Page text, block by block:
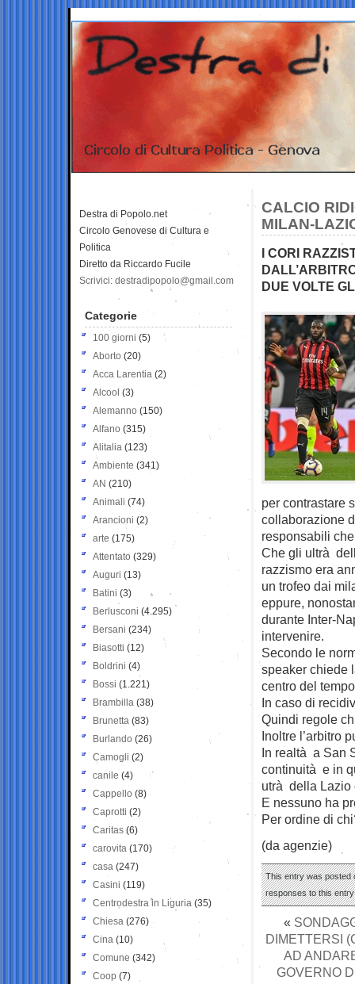
CALCIO
MILAN-
I CORI
DUE VOLTE
per contrastare
collaborazione
responsabili
Che gli ultrà
razzismo era
un trofeo dai
eppure,
durante Inter-
intervenire.
Secondo le
speaker chiede
centro del
In caso di
Quindi regole
Inoltre l’arbitro
In realtà a San
continuità e in
utrà della Lazio
E nessuno ha
Per ordine di
(da agenzie)
This entry was posted
responses to this
«
DIMETTERSI
AD
GOVERNO
Destra di Popolo.net
Circolo Genovese di Cultura e
Politica
Diretto da Riccardo Fucile
Scrivici: destradipopolo@gmail.com
Categorie
100 giorni (5)
Aborto (20)
Acca Larentia (2)
Alcool (3)
Alemanno (150)
Alfano (315)
Alitalia (123)
Ambiente (341)
AN (210)
Animali (74)
Arancioni (2)
arte (175)
Attentato (329)
Auguri (13)
Batini (3)
Berlusconi (4.295)
Bersani (234)
Biasotti (12)
Boldrini (4)
Bossi (1.221)
Brambilla (38)
Brunetta (83)
Burlando (26)
Camogli (2)
canile (4)
Cappello (8)
Caprotti (2)
Caritas (6)
carovita (170)
casa (247)
Casini (119)
Centrodestra in Liguria (35)
Chiesa (276)
Cina (10)
Comune (342)
Coop (7)